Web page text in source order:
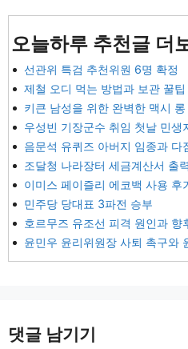
오늘하루 추천글 더
선관위 특검 추천위원 6명 확정
제철 오디 먹는 방법과 보관 꿀팁
키큰 남성을 위한 완벽한 맥시
우성빈 기장군수 취임 첫날 민생
음문석 유퀴즈 아버지 임종과 다
조달청 나라장터 세금계산서 출
이미스 페이즐리 에코백 사용 후
민주당 당대표 3파전 승부
호르무즈 유조선 피격 원인과 향
윤민우 윤리위원장 사퇴 촉구와
댓글 남기기